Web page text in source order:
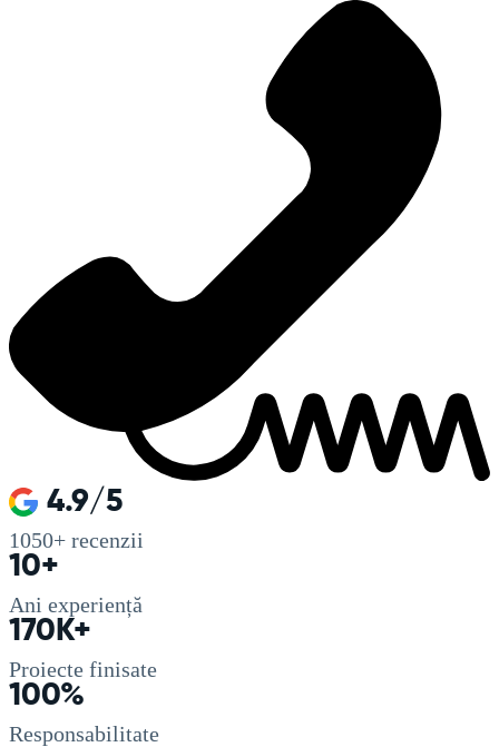
4.9/5
1050+ recenzii
10+
Ani experiență
170K+
Proiecte finisate
100%
Responsabilitate